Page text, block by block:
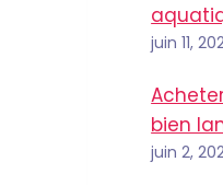
juin 11,
bien
juin 2,